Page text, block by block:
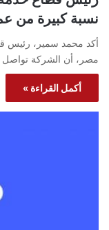
نسبة كبيرة من
مصر، أن الشركة
أكمل القراءة »